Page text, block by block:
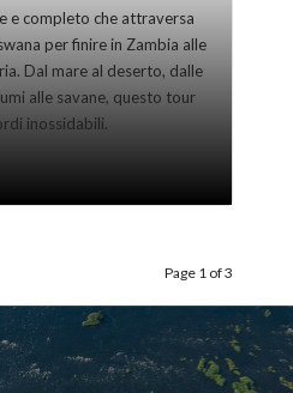
e completo che attraversa
per finire in Zambia alle
Dal mare al deserto, dalle
alle savane, questo tour
inossidabili.
Page 1 of 3